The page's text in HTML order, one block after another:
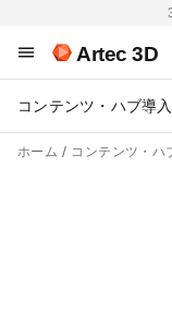
Artec 3D
コンテンツ・ハブ導
ホーム コンテンツ・ハ